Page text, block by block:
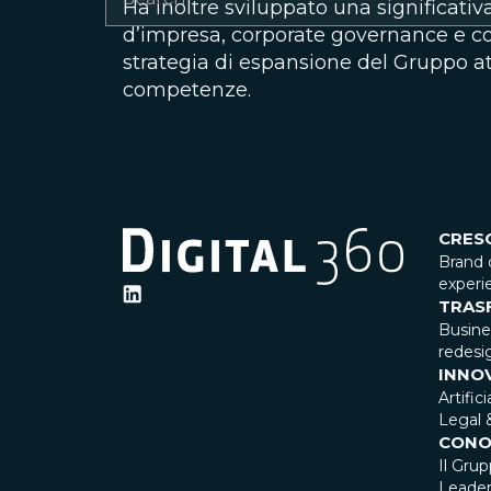
Ha inoltre sviluppato una
d’impresa, corporate governance e
strategia di espansione del Gruppo
competenze.
Brand
Legal
Il